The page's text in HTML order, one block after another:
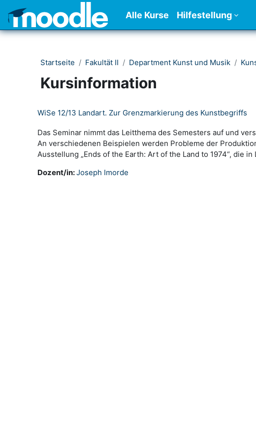
Alle Kurse Hilfestellung
Startseite Fakultät II Department Kunst und Musik
Kursinformation
WiSe 12/13 Landart. Zur Grenzmarkierung des Kunstbegriffs
Das Seminar nimmt das Leitthema des Semesters auf und
An verschiedenen Beispielen werden Probleme der
Ausstellung „Ends of the Earth: Art of the Land to 1974“, die
Dozent/in:Joseph Imorde